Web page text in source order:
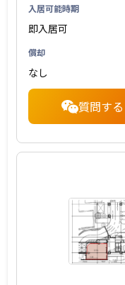
入居可能時期
即入居可
償却
なし
質問する